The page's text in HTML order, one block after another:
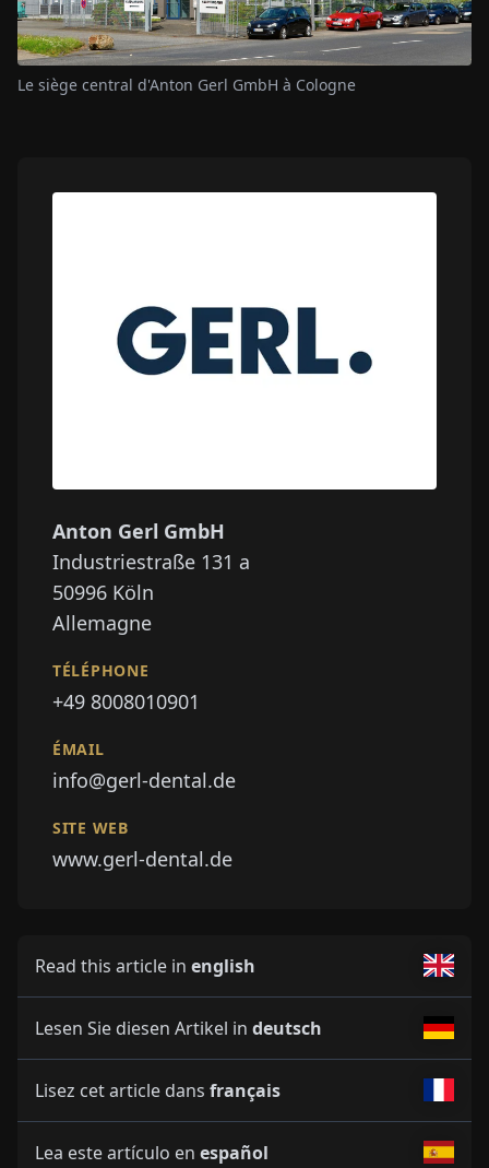
Le siège central d'Anton Gerl GmbH à Cologne
Anton Gerl GmbH
Industriestraße 131 a
50996 Köln
Allemagne
TÉLÉPHONE
+49 8008010901
ÉMAIL
info@gerl-dental.de
SITE WEB
www.gerl-dental.de
Read this article in english
Lesen Sie diesen Artikel in deutsch
Lisez cet article dans français
Lea este artículo en español